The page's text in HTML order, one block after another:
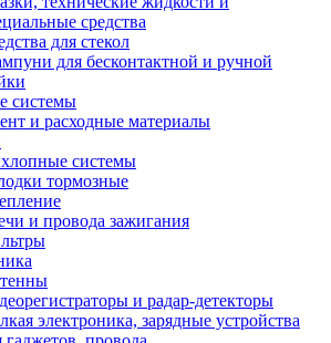
средства
для стекол
для бесконтактной и ручной
системы
и расходные материалы
системы
тормозные
и провода зажигания
и радар-детекторы
электроника, зарядные устройства